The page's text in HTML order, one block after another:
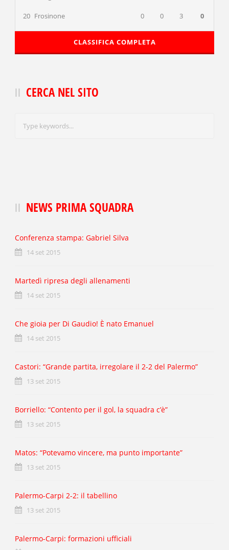
20 Frosinone 0 0 3 0
CLASSIFICA COMPLETA
CERCA NEL SITO
NEWS PRIMA SQUADRA
Conferenza stampa: Gabriel Silva
14 set 2015
Martedì ripresa degli allenamenti
14 set 2015
Che gioia per Di Gaudio! È nato Emanuel
14 set 2015
Castori: “Grande partita, irregolare il 2-2 del Palermo”
13 set 2015
Borriello: “Contento per il gol, la squadra c’è”
13 set 2015
Matos: “Potevamo vincere, ma punto importante”
13 set 2015
Palermo-Carpi 2-2: il tabellino
13 set 2015
Palermo-Carpi: formazioni ufficiali